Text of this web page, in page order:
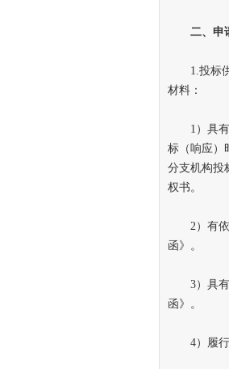
二、申请
1.投标供
材料：
1）具有
标（响应）
分支机构投
权书。
2）有依
函》。
3）具有
函》。
4）履行